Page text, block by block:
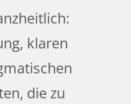
klaren
die zu